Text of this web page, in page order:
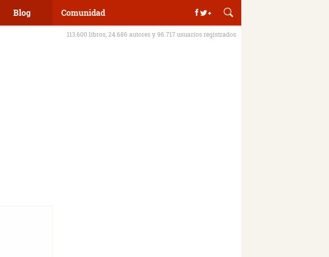
Blog Comunidad
113.600 libros, 24.686 autores y 96.717 usuarios registrados